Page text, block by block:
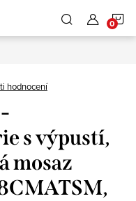
hodnocení
s výpustí,
mosaz